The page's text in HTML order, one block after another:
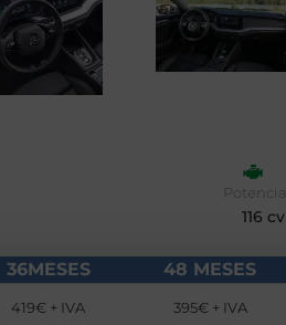
Potencia
116 cv
36MESES 48 MESES
419€ + IVA 395€ + IVA